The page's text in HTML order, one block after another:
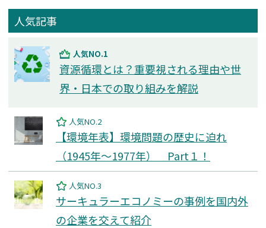
人気記事
人気NO.1
資源循環とは？重要視される理由や世
界・日本での取り組みを解説
人気NO.2
【環境年表】環境問題の歴史に迫れ
（1945年～1977年） Part１！
人気NO.3
サーキュラーエコノミーの事例を国内外
の企業を交えて紹介